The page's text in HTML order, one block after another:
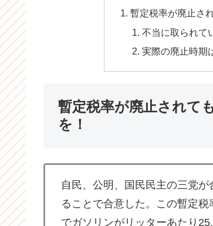
暫定税率が廃止さ
不当に取られて
実際の廃止時期
暫定税率が廃止されて
を！
自民、公明、国民民主の三党
ることで合意した。この暫定
でガソリンがリッターあたり